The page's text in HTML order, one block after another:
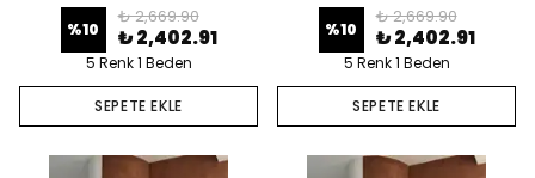
%10
₺ 2,669.90
₺ 2,402.91
5 Renk 1 Beden
SEPETE EKLE
%10
₺ 2,669.90
₺ 2,402.91
5 Renk 1 Beden
SEPETE EKLE